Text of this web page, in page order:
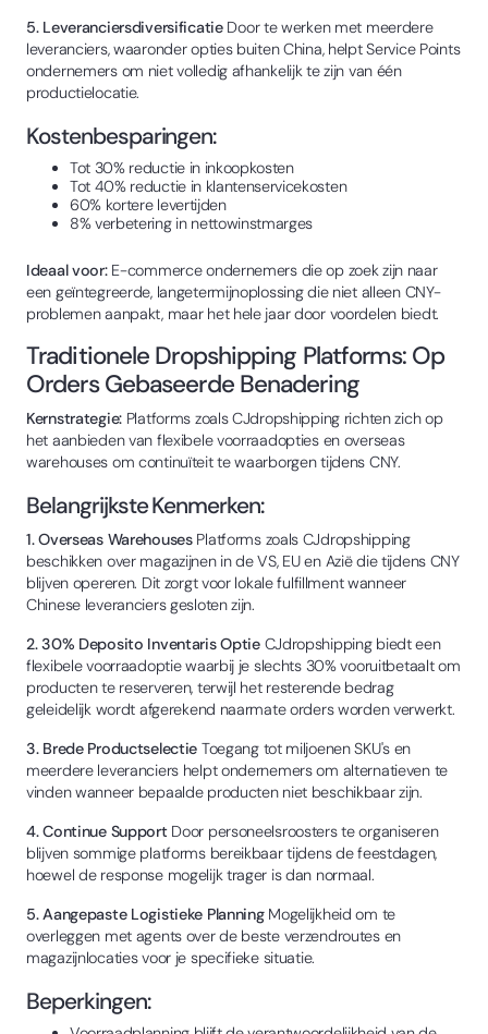
5. LeveranciersdiversificatieDoor te werken met meerdere
leveranciers, waaronder opties buiten China, helpt Service Points
ondernemers om niet volledig afhankelijk te zijn van één
productielocatie.
Kostenbesparingen:
Tot 30% reductie in inkoopkosten
Tot 40% reductie in klantenservicekosten
60% kortere levertijden
8% verbetering in nettowinstmarges
Ideaal voor:E-commerce ondernemers die op zoek zijn naar
een geïntegreerde, langetermijnoplossing die niet alleen CNY-
problemen aanpakt, maar het hele jaar door voordelen biedt.
Traditionele Dropshipping Platforms: Op
Orders Gebaseerde Benadering
Kernstrategie:Platforms zoals CJdropshipping richten zich op
het aanbieden van flexibele voorraadopties en overseas
warehouses om continuïteit te waarborgen tijdens CNY.
Belangrijkste Kenmerken:
1. Overseas WarehousesPlatforms zoals CJdropshipping
beschikken over magazijnen in de VS, EU en Azië die tijdens CNY
blijven opereren. Dit zorgt voor lokale fulfillment wanneer
Chinese leveranciers gesloten zijn.
2. 30% Deposito Inventaris OptieCJdropshipping biedt een
flexibele voorraadoptie waarbij je slechts 30% vooruitbetaalt om
producten te reserveren, terwijl het resterende bedrag
geleidelijk wordt afgerekend naarmate orders worden verwerkt.
3. Brede Productselectie Toegang tot miljoenen SKU's en
meerdere leveranciers helpt ondernemers om alternatieven te
vinden wanneer bepaalde producten niet beschikbaar zijn.
4. Continue SupportDoor personeelsroosters te organiseren
blijven sommige platforms bereikbaar tijdens de feestdagen,
hoewel de response mogelijk trager is dan normaal.
5. Aangepaste Logistieke PlanningMogelijkheid om te
overleggen met agents over de beste verzendroutes en
magazijnlocaties voor je specifieke situatie.
Beperkingen: